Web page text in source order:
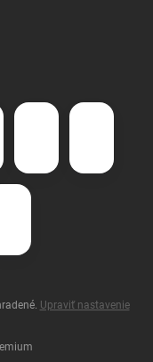
Upraviť nastavenie